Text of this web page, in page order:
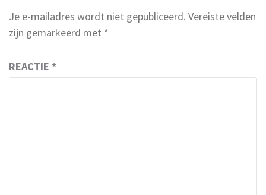
Je e-mailadres wordt niet gepubliceerd. Vereiste velden
zijn gemarkeerd met *
REACTIE *